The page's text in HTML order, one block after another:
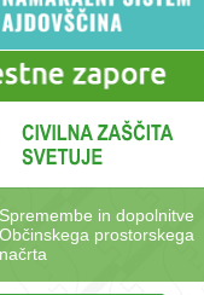
Spremembe in dopolnitve
Občinskega prostorskega
načrta